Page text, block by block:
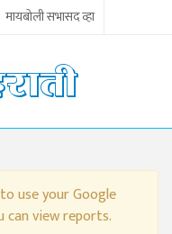
मायबोली सभासद व्हा
use your Google
can view reports.